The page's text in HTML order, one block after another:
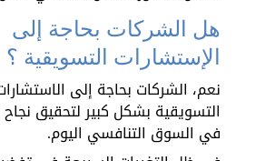
هل الشركات بحاجة إلى
الإستشارات التسويقية ؟
نعم، الشركات بحاجة إلى
التسويقية بشكل كبير لتحقيق
في السوق التنافسي اليوم.